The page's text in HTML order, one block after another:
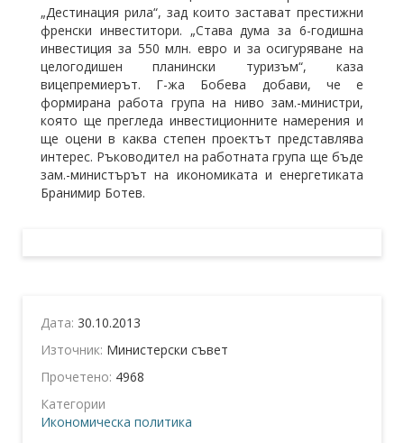
„Дестинация рила“, зад които застават престижни
френски инвеститори. „Става дума за 6-годишна
инвестиция за 550 млн. евро и за осигуряване на
целогодишен планински туризъм“, каза
вицепремиерът. Г-жа Бобева добави, че е
формирана работа група на ниво зам.-министри,
която ще прегледа инвестиционните намерения и
ще оцени в каква степен проектът представлява
интерес. Ръководител на работната група ще бъде
зам.-министърът на икономиката и енергетиката
Бранимир Ботев.
Дата: 30.10.2013
Източник: Министерски съвет
Прочетено: 4968
Категории
Икономическа политика